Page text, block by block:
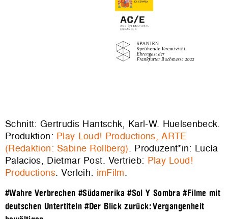
Schnitt: Gertrudis Hantschk, Karl-W. Huelsenbeck.
Produktion: Play Loud! Productions, ARTE
(Redaktion: Sabine Rollberg). Produzent*in: Lucía
Palacios, Dietmar Post. Vertrieb: Play Loud!
Productions. Verleih: imFilm.
#Wahre Verbrechen #Südamerika #Sol Y Sombra #Filme mit
deutschen Untertiteln #Der Blick zurück: Vergangenheit